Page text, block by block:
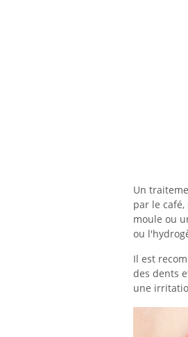
Un
par le
moule ou
ou
Il est
des dents
une